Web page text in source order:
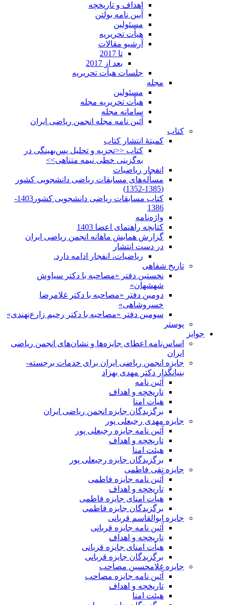
اهداف و تاریخچه
آیین نامه بولتن
مسئولین
هیأت تحریریه
آرشیو مقالات
تا 2017
بعد از 2017
جلسات هیأت تحریریه
مجله
مسئولین
هیأت تحریریه مجله
سامانه مجله
آئین نامه مجله انجمن ریاضی ایران
کتاب
کمیتۀ انتشار کتاب
کتاب <<تجزیه و تحلیل پس‌بهینگی در
به‌گزینی خطی نیمه متناهی>>
انفجار ریاضیات
مسأله‌های مسابقات ریاضی دانشجویی کشور
(1385-1352)
کتاب مسابقات ریاضی دانشجویی کشور1403-
1386
واژه‌نامه
کتابچه راهنمای اعضا 1403
گزارش همایش ماهانه انجمن ریاضی ایران
در دست انتشار
ریاضیات، انفجار ادامه دارد.
تاریخ شفاهی
نخستین دفتر «مصاحبه با دکتر سیاوش
شهشهان»
دومین دفتر «مصاحبه با دکتر غلامرضا
خسروشاهی»
سومین دفتر «مصاحبه با دکتر رحیم زارع‌نهندی»
پوستر
جوایز
اساس‌نامه اعطای جایزه‌ها و نشان‌های انجمن ریاضی
ایران
جایزه انجمن ریاضی ایران برای خدمات برجسته-
بنیانگذار دکتر مهدی بهزاد
آئین نامه
تاریخچه و اهداف
هیأت امنا
برگزیدگان جایزه انجمن ریاضی ایران
جایزه مهدی رجبعلی پور
آئین نامه جایزه رجبعلی پور
تاریخچه و اهداف
هیئت امنا
برگزیدگان جایزه رجبعلی پور
جایزه تقی فاطمی
آئین نامه جایزه فاطمی
تاریخچه و اهداف
هیأت امنای جایزه فاطمی
برگزیدگان جایزه فاطمی
جایزه ابوالقاسم قربانی
آئین نامه جایزه قربانی
تاریخچه و اهداف
هیأت امنای جایزه قربانی
برگزیدگان جایزه قربانی
جایزه غلامحسین مصاحب
آئین نامه جایزه مصاحب
تاریخچه و اهداف
هیئت امنا